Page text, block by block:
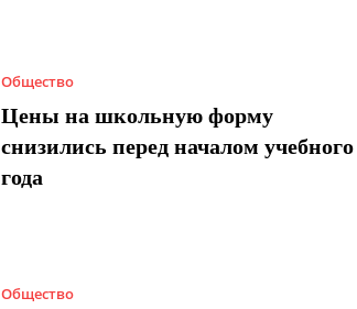
Общество
Цены на школьную форму
снизились перед началом учебного
года
Общество